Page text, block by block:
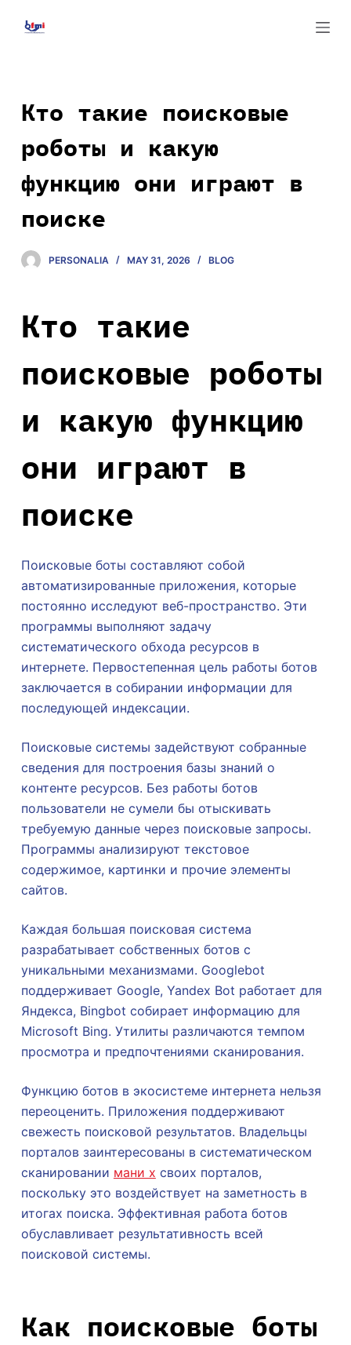
o
c
o
n
Кто такие поисковые
роботы и какую
функцию они играют в
поиске
PERSONALIA MAY 31, 2026 BLOG
Кто такие
поисковые роботы
и какую функцию
они играют в
поиске
Поисковые боты составляют собой
автоматизированные приложения, которые
постоянно исследуют веб-пространство. Эти
программы выполняют задачу
систематического обхода ресурсов в
интернете. Первостепенная цель работы ботов
заключается в собирании информации для
последующей индексации.
Поисковые системы задействуют собранные
сведения для построения базы знаний о
контенте ресурсов. Без работы ботов
пользователи не сумели бы отыскивать
требуемую данные через поисковые запросы.
Программы анализируют текстовое
содержимое, картинки и прочие элементы
сайтов.
Каждая большая поисковая система
разрабатывает собственных ботов с
уникальными механизмами. Googlebot
поддерживает Google, Yandex Bot работает для
Яндекса, Bingbot собирает информацию для
Microsoft Bing. Утилиты различаются темпом
просмотра и предпочтениями сканирования.
Функцию ботов в экосистеме интернета нельзя
переоценить. Приложения поддерживают
свежесть поисковой результатов. Владельцы
порталов заинтересованы в систематическом
сканировании мани х своих порталов,
поскольку это воздействует на заметность в
итогах поиска. Эффективная работа ботов
обуславливает результативность всей
поисковой системы.
Как поисковые боты